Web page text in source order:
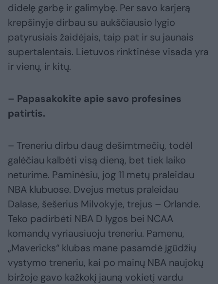
didelę garbę ir galimybę. Per savo karjerą
krepšinyje dirbau su aukščiausio lygio
patyrusiais žaidėjais, taip pat ir su jaunais
supertalentais. Lietuvos rinktinėse visada yra
ir vienų, ir kitų.
– Papasakokite apie savo profesines
patirtis.
– Treneriu dirbu daug dešimtmečių, todėl
galėčiau kalbėti visą dieną, bet tiek laiko
neturime. Paminėsiu, jog 11 metų praleidau
NBA klubuose. Dvejus metus praleidau
Dalase, šešerius Milvokyje, trejus – Orlande.
Teko padirbėti NBA D lygos bei NCAA
komandų vyriausiuoju treneriu. Pamenu,
„Mavericks“ klubas mane pasamdė įgūdžių
vystymo treneriu, kai po mainų NBA naujokų
biržoje gavo kažkokį jauną vokietį vardu